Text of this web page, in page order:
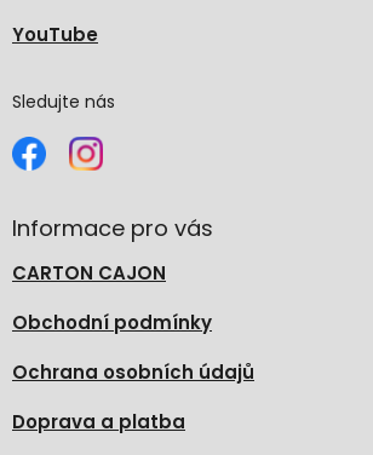
YouTube
Sledujte nás
Informace pro vás
CARTON CAJON
Obchodní podmínky
Ochrana osobních údajů
Doprava a platba